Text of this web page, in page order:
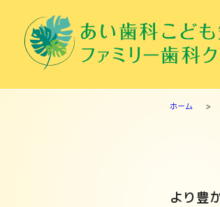
ホーム >
より豊